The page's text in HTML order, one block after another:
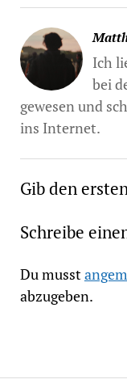
Ich
bei
gewesen und
ins Internet.
Gib den
Schreibe
Du musst
abzugeben.